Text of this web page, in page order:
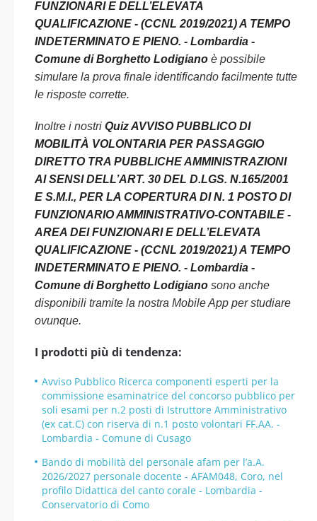
FUNZIONARI E DELL’ELEVATA
QUALIFICAZIONE - (CCNL 2019/2021) A TEMPO
INDETERMINATO E PIENO. - Lombardia -
Comune di Borghetto Lodigiano è possibile
simulare la prova finale identificando facilmente tutte
le risposte corrette.
Inoltre i nostri Quiz AVVISO PUBBLICO DI
MOBILITÀ VOLONTARIA PER PASSAGGIO
DIRETTO TRA PUBBLICHE AMMINISTRAZIONI
AI SENSI DELL’ART. 30 DEL D.LGS. N.165/2001
E S.M.I., PER LA COPERTURA DI N. 1 POSTO DI
FUNZIONARIO AMMINISTRATIVO-CONTABILE -
AREA DEI FUNZIONARI E DELL’ELEVATA
QUALIFICAZIONE - (CCNL 2019/2021) A TEMPO
INDETERMINATO E PIENO. - Lombardia -
Comune di Borghetto Lodigiano sono anche
disponibili tramite la nostra Mobile App per studiare
ovunque.
I prodotti più di tendenza:
Avviso Pubblico Ricerca componenti esperti per la
commissione esaminatrice del concorso pubblico per
soli esami per n.2 posti di Istruttore Amministrativo
(ex cat.C) con riserva di n.1 posto volontari FF.AA. -
Lombardia - Comune di Cusago
Bando di mobilità del personale afam per l’a.A.
2026/2027 personale docente - AFAM048, Coro, nel
profilo Didattica del canto corale - Lombardia -
Conservatorio di Como